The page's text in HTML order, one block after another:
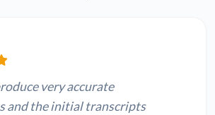
very accurate
and the initial transcripts